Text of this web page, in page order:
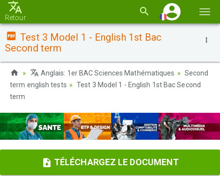
la
Retour
Test 3 Model 1 - English 1st Bac
Second term
Anglais: 1er BAC Sciences Mathématiques
Second
term english tests
Test 3 Model 1 - English 1st Bac Second
term
TÉLÉCHARGEZ LE DOCUMENT